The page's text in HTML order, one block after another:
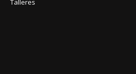
Talleres